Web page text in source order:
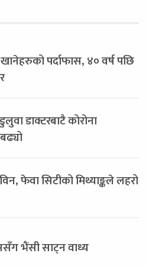
पर्दाफास, ४० वर्ष पछि
डाक्टरबाटै कोरोना
फेवा सिटीको मिथ्याङ्कले लहरो
भैंसी साट्न वाध्य